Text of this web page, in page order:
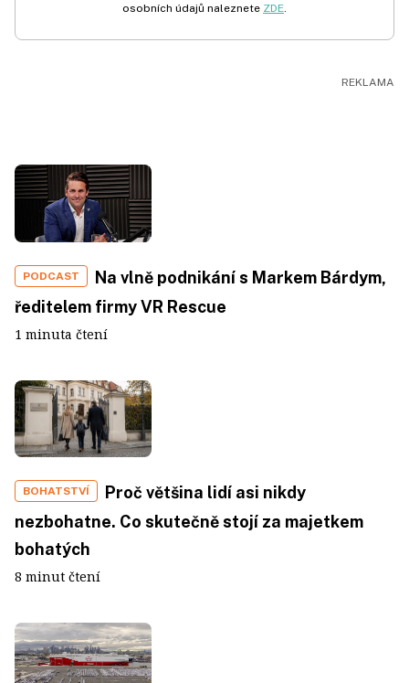
osobních údajů naleznete ZDE.
PODCAST
Na vlně podnikání s Markem Bárdym,
ředitelem firmy VR Rescue
1 minuta čtení
BOHATSTVÍ
Proč většina lidí asi nikdy
nezbohatne. Co skutečně stojí za majetkem
bohatých
8 minut čtení